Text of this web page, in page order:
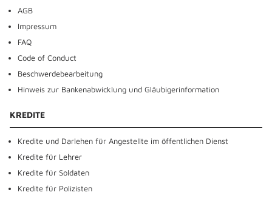
AGB
Impressum
FAQ
Code of Conduct
Beschwerdebearbeitung
Hinweis zur Bankenabwicklung und Gläubigerinformation
KREDITE
Kredite und Darlehen für Angestellte im öffentlichen Dienst
Kredite für Lehrer
Kredite für Soldaten
Kredite für Polizisten